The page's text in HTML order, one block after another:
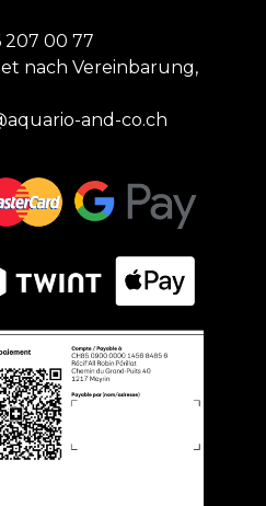
207 00 77
nach Vereinbarung,
and-co.ch